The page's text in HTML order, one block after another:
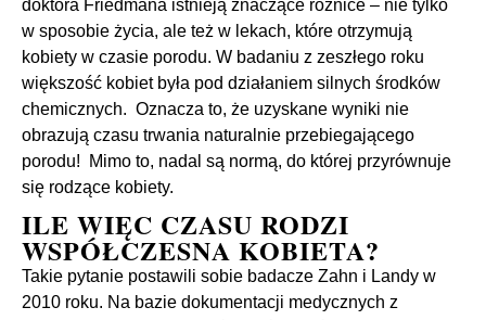
doktora Friedmana istnieją znaczące różnice – nie tylko
w sposobie życia, ale też w lekach, które otrzymują
kobiety w czasie porodu. W badaniu z zeszłego roku
większość kobiet była pod działaniem silnych środków
chemicznych. Oznacza to, że uzyskane wyniki nie
obrazują czasu trwania naturalnie przebiegającego
porodu! Mimo to, nadal są normą, do której przyrównuje
się rodzące kobiety.
ILE WIĘC CZASU RODZI
WSPÓŁCZESNA KOBIETA?
Takie pytanie postawili sobie badacze Zahn i Landy w
2010 roku. Na bazie dokumentacji medycznych z